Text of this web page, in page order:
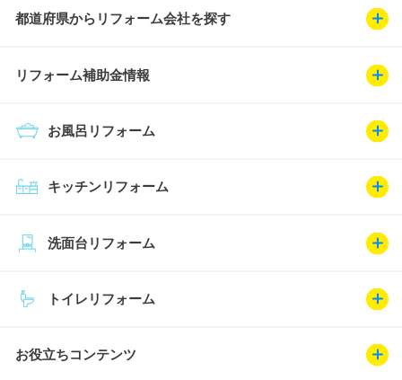
都道府県からリフォーム会社を探す
リフォーム補助金情報
キッチンリフォーム
お風呂リフォーム
トイレリフォーム
洗面台リフォーム
お役立ちコンテンツ